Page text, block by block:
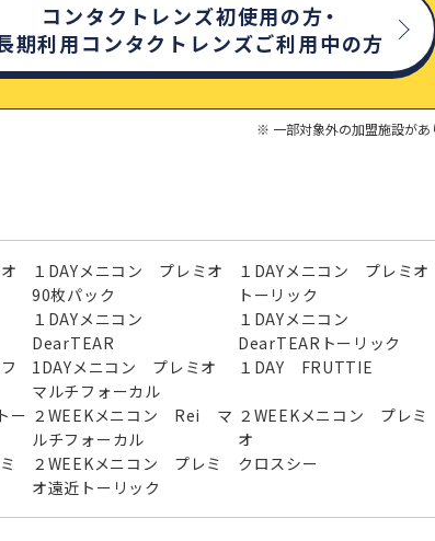
コンタクトレンズ初使用の方・
期利用コンタクトレンズご利用中の方
一部対象外の加盟施設があ
１DAYメニコン プレミオ
90枚パック
１DAYメニコン プレミオ
トーリック
１DAYメニコン
DearTEAR
１DAYメニコン
DearTEARトーリック
1DAYメニコン プレミオ
マルチフォーカル
１DAY FRUTTIE
ー ２WEEKメニコン Rei マ
ルチフォーカル
２WEEKメニコン プレミ
オ
２WEEKメニコン プレミ
オ遠近トーリック
クロスシー